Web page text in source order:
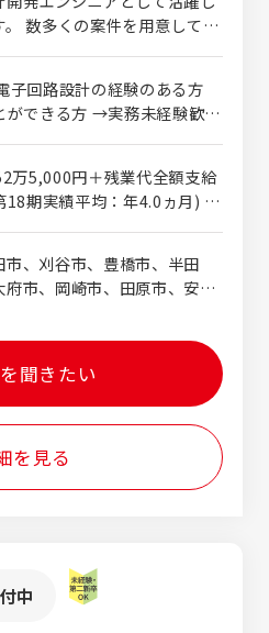
郡市竹谷町字中野2-1 [最
ウォーク西尾 2F [最寄り
ョップ西尾駅前／愛知県西
49-3 [最寄り駅]西尾駅 ・
加木屋／愛知県東海市加木屋
り駅]高横須賀駅 ・auショ
県知多市新知台2-9-23 [最
知県) ・auショップ大府／
山町三丁目385 [最寄り駅]
ップ常滑／愛知県常滑市字折
プ刈谷南／愛知県刈谷市松坂
[最寄り駅]刈谷市駅 ・auシ
愛知県豊橋市柱6番町126
学前駅 ・auショップ豊橋西
新栄町字東小向69-1 [最寄
auショップ田原／愛知県田原
プ可児／岐阜県可児市中恵土
駅]新可児駅 ・auショップ
数多くの案件を用意してい
計・開発・評価などの業務
きます。 未経験でも教育制
すので安心です。 《プロ
紹介》 ■製品設計 【自動
載用モータ、インバータ等
ーハーネスの設計（経路設
具の電子制御設計 ◎AV機
けFPGA開発 ◎パソコン周辺
CMOSイメージセンサ） ◎空
御設計 ◎鉄道車両の電気設計
子回路設計の経験のある方
ができる方 →実務未経験歓
持ちの方は大歓迎！ ◎理工・
校・高専・大学）を卒業され
イク等の輸送機器や家電な
ある方 ◎これまでの経験を
として更なるスキルアップを
万5,000円＋残業代全額支給
期実績平均：年4.0ヵ月) ※
はありません) 《実際の給与
万円／20代 ※月給、各種手
賞与含む ■年収657万円／40
手当、賞与含む ■年収760
、刈谷市、豊橋市、半田
市、岡崎市、田原市、安城
聞きたい
を見る
中